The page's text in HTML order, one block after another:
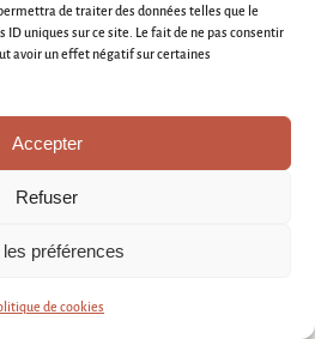
de traiter des données telles que le
uniques sur ce site. Le fait de ne pas consentir
avoir un effet négatif sur certaines
Accepter
Refuser
les préférences
de cookies